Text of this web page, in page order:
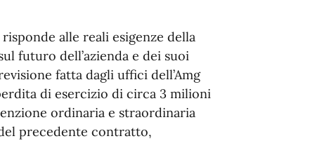
alle reali esigenze della
futuro dell’azienda e dei suoi
fatta dagli uffici dell’Amg
di esercizio di circa 3 milioni
ordinaria e straordinaria
precedente contratto,